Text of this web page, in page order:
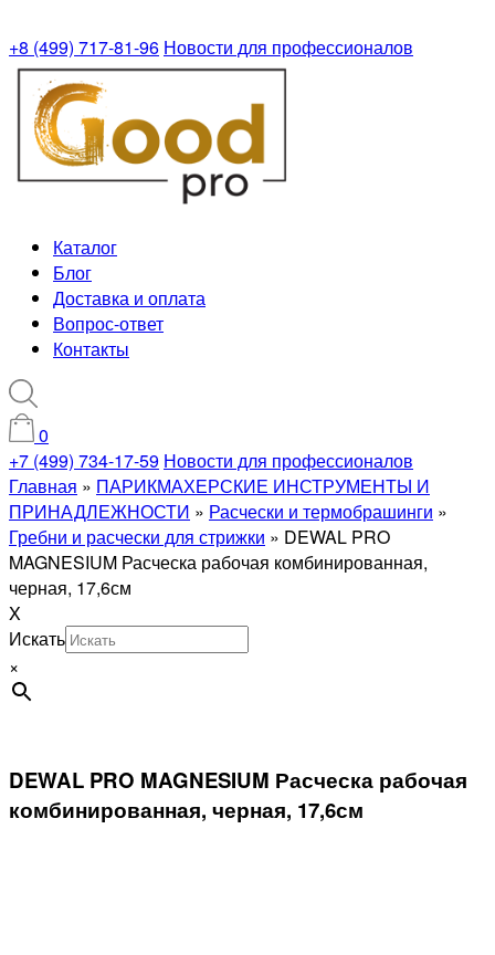
+8 (499) 717-81-96 Новости для профессионалов
Каталог
Блог
Доставка и оплата
Вопрос-ответ
Контакты
0
+7 (499) 734-17-59 Новости для профессионалов
Главная » ПАРИКМАХЕРСКИЕ ИНСТРУМЕНТЫ И
ПРИНАДЛЕЖНОСТИ » Расчески и термобрашинги »
Гребни и расчески для стрижки » DEWAL PRO
MAGNESIUM Расческа рабочая комбинированная,
черная, 17,6см
X
Искать
×
DEWAL PRO MAGNESIUM Расческа рабочая
комбинированная, черная, 17,6см